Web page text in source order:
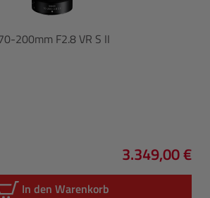
200mm F2.8 VR S II
Regulärer
3.349,00 €
In den Warenkorb